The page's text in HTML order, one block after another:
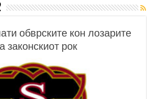
обврските кон лозарите
законскиот рок